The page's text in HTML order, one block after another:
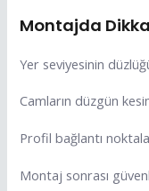
Montajda
Yer seviyesinin
Camların düzgün
Profil bağlantı
Montaj sonrası